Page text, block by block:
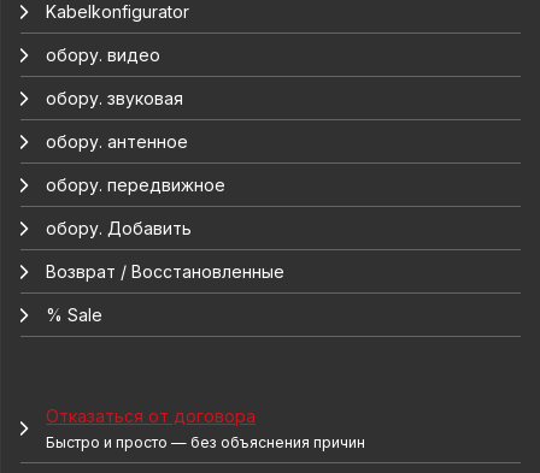
Kabelkonfigurator
обору. видео
обору. звуковая
обору. антенное
обору. передвижное
обору. Добавить
Возврат / Восстановленные
% Sale
Отказаться от договора
Быстро и просто — без объяснения причин